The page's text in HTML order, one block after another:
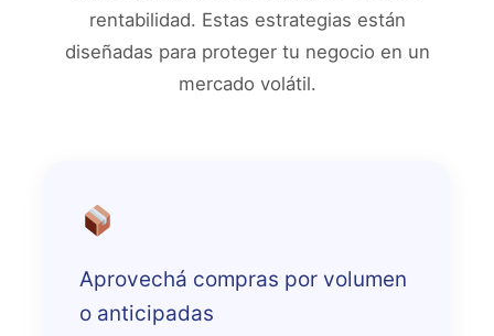
rentabilidad. Estas estrategias están
diseñadas para proteger tu negocio en un
mercado volátil.
Aprovechá compras por volumen
o anticipadas